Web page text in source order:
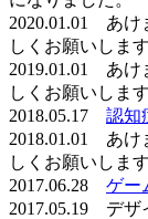
2020.01.01 あけ
しくお願いします
2019.01.01 あけ
しくお願いします
2018.05.17 認知
2018.01.01 あけ
しくお願いします
2017.06.28 ゲー
2017.05.19 デザ